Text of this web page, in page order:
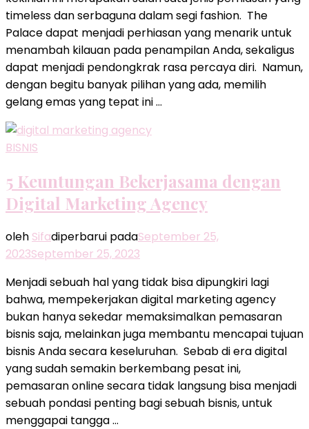
timeless dan serbaguna dalam segi fashion. The
Palace dapat menjadi perhiasan yang menarik untuk
menambah kilauan pada penampilan Anda, sekaligus
dapat menjadi pendongkrak rasa percaya diri. Namun,
dengan begitu banyak pilihan yang ada, memilih
gelang emas yang tepat ini …
BISNIS
5 Keuntungan Bekerjasama dengan
Digital Marketing Agency
oleh Sifadiperbarui padaSeptember 25,
2023September 25, 2023
Menjadi sebuah hal yang tidak bisa dipungkiri lagi
bahwa, mempekerjakan digital marketing agency
bukan hanya sekedar memaksimalkan pemasaran
bisnis saja, melainkan juga membantu mencapai tujuan
bisnis Anda secara keseluruhan. Sebab di era digital
yang sudah semakin berkembang pesat ini,
pemasaran online secara tidak langsung bisa menjadi
sebuah pondasi penting bagi sebuah bisnis, untuk
menggapai tangga …